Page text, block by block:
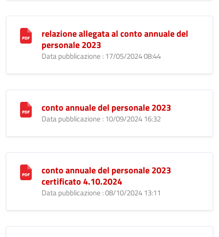
relazione allegata al conto annuale del
personale 2023
Data pubblicazione : 17/05/2024 08:44
conto annuale del personale 2023
Data pubblicazione : 10/09/2024 16:32
conto annuale del personale 2023
certificato 4.10.2024
Data pubblicazione : 08/10/2024 13:11